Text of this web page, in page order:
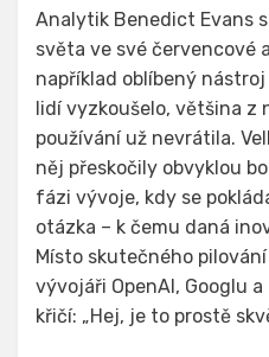
Analytik Benedict Evans
světa ve své červencové
například oblíbený
lidí vyzkoušelo, většina z
používání už nevrátila.
něj přeskočily obvyklou
fázi vývoje, kdy se
otázka – k čemu daná
Místo skutečného
vývojáři OpenAI, Googlu
křičí: „Hej, je to prostě